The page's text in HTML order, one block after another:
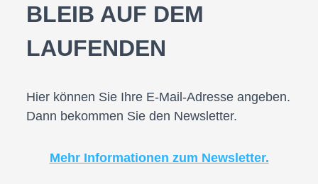
BLEIB AUF DEM
LAUFENDEN
Hier können Sie Ihre E-Mail-Adresse angeben.
Dann bekommen Sie den Newsletter.
Mehr Informationen zum Newsletter.